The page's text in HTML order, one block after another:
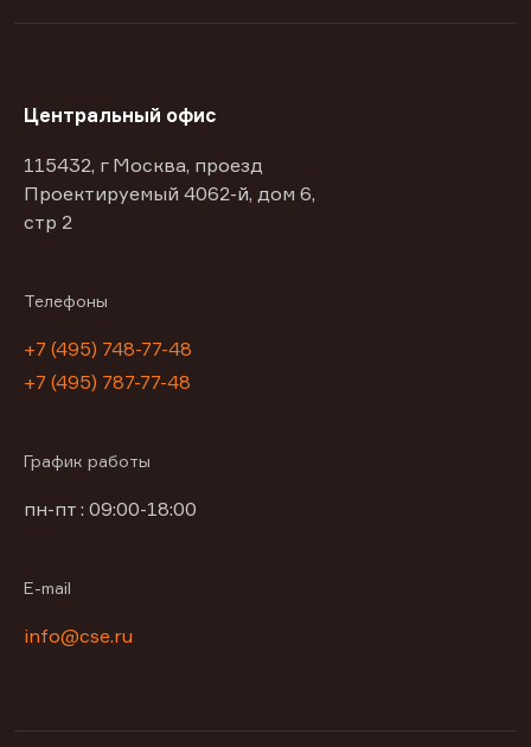
Центральный офис
115432, г Москва, проезд
Проектируемый 4062-й, дом 6,
стр 2
Телефоны
+7 (495) 748-77-48
+7 (495) 787-77-48
График работы
пн-пт : 09:00-18:00
E-mail
info@cse.ru